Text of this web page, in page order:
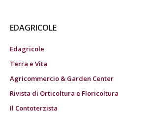
EDAGRICOLE
Edagricole
Terra e Vita
Agricommercio & Garden Center
Rivista di Orticoltura e Floricoltura
Il Contoterzista